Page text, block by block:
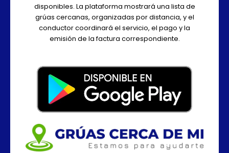
disponibles. La plataforma mostrará una lista de
grúas cercanas, organizadas por distancia, y el
conductor coordinará el servicio, el pago y la
emisión de la factura correspondiente.